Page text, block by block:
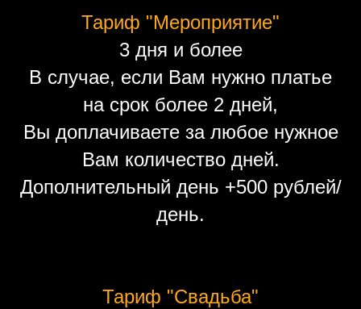
Тариф "Мероприятие"
3 дня и более
В случае, если Вам нужно платье
на срок более 2 дней,
Вы доплачиваете за любое нужное
Вам количество дней.
Дополнительный день +500 рублей/
день.
Тариф "Свадьба"